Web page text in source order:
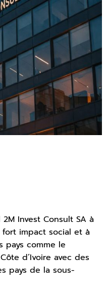
Invest Consult SA à
impact social et à
pays comme le
d’Ivoire avec des
pays de la sous-